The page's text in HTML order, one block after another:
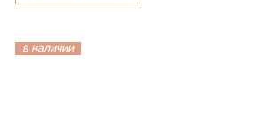
в наличии